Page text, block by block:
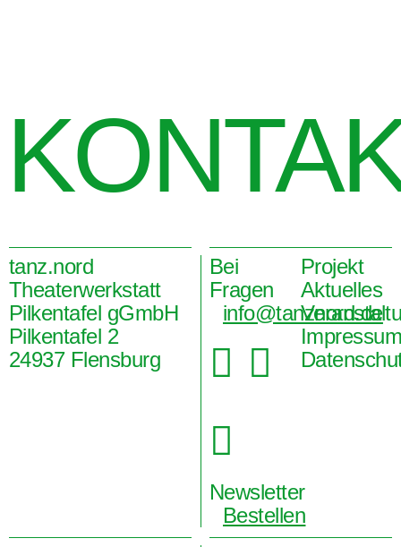
tanz.nord
Theaterwerkstatt
Pilkentafel gGmbH
Pilkentafel 2
24937 Flensburg
Bei
Fragen
info@tanznord.de
 

Newsletter
Bestellen
Projekt
Aktuelles